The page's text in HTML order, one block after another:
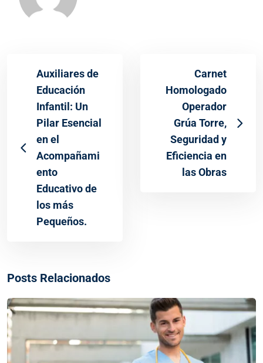
Auxiliares de
Educación
Infantil: Un
Pilar Esencial
en el
Acompañami
ento
Educativo de
los más
Pequeños.
Carnet
Homologado
Operador
Grúa Torre,
Seguridad y
Eficiencia en
las Obras
Posts Relacionados